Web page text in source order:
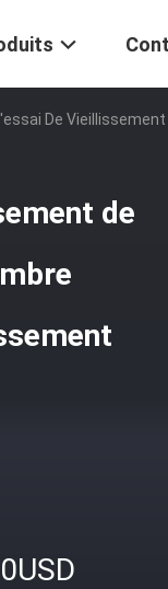
De
de